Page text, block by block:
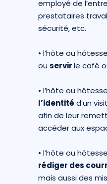
employé de
prestataires
sécurité, etc.
• l’hôte ou
ouservirle café
• l’hôte ou
l’identité d’un
afin de leur
accéder aux
• l’hôte ou
rédiger des
mais aussi des